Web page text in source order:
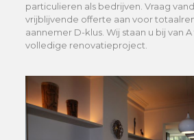
particulieren als bedrijven. Vraag
vrijblijvende offerte aan voor
aannemer D-klus. Wij staan u bij van
volledige renovatieproject.